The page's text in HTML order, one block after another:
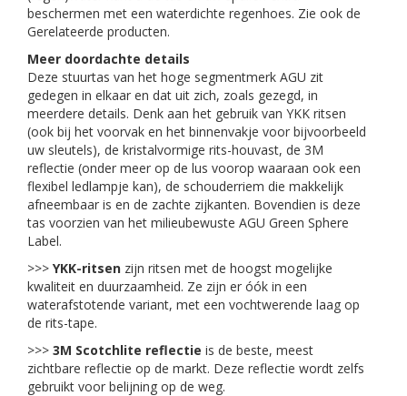
beschermen met een waterdichte regenhoes. Zie ook de
Gerelateerde producten.
Meer doordachte details
Deze stuurtas van het hoge segmentmerk AGU zit
gedegen in elkaar en dat uit zich, zoals gezegd, in
meerdere details. Denk aan het gebruik van YKK ritsen
(ook bij het voorvak en het binnenvakje voor bijvoorbeeld
uw sleutels), de kristalvormige rits-houvast, de 3M
reflectie (onder meer op de lus voorop waaraan ook een
flexibel ledlampje kan), de schouderriem die makkelijk
afneembaar is en de zachte zijkanten. Bovendien is deze
tas voorzien van het milieubewuste AGU Green Sphere
Label.
>>> YKK-ritsen zijn ritsen met de hoogst mogelijke
kwaliteit en duurzaamheid. Ze zijn er óók in een
waterafstotende variant, met een vochtwerende laag op
de rits-tape.
>>> 3M Scotchlite reflectie is de beste, meest
zichtbare reflectie op de markt. Deze reflectie wordt zelfs
gebruikt voor belijning op de weg.